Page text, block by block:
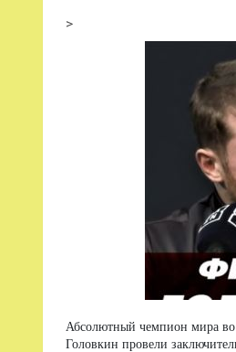
>
Абсолютный чемпион мира во
Головкин провели